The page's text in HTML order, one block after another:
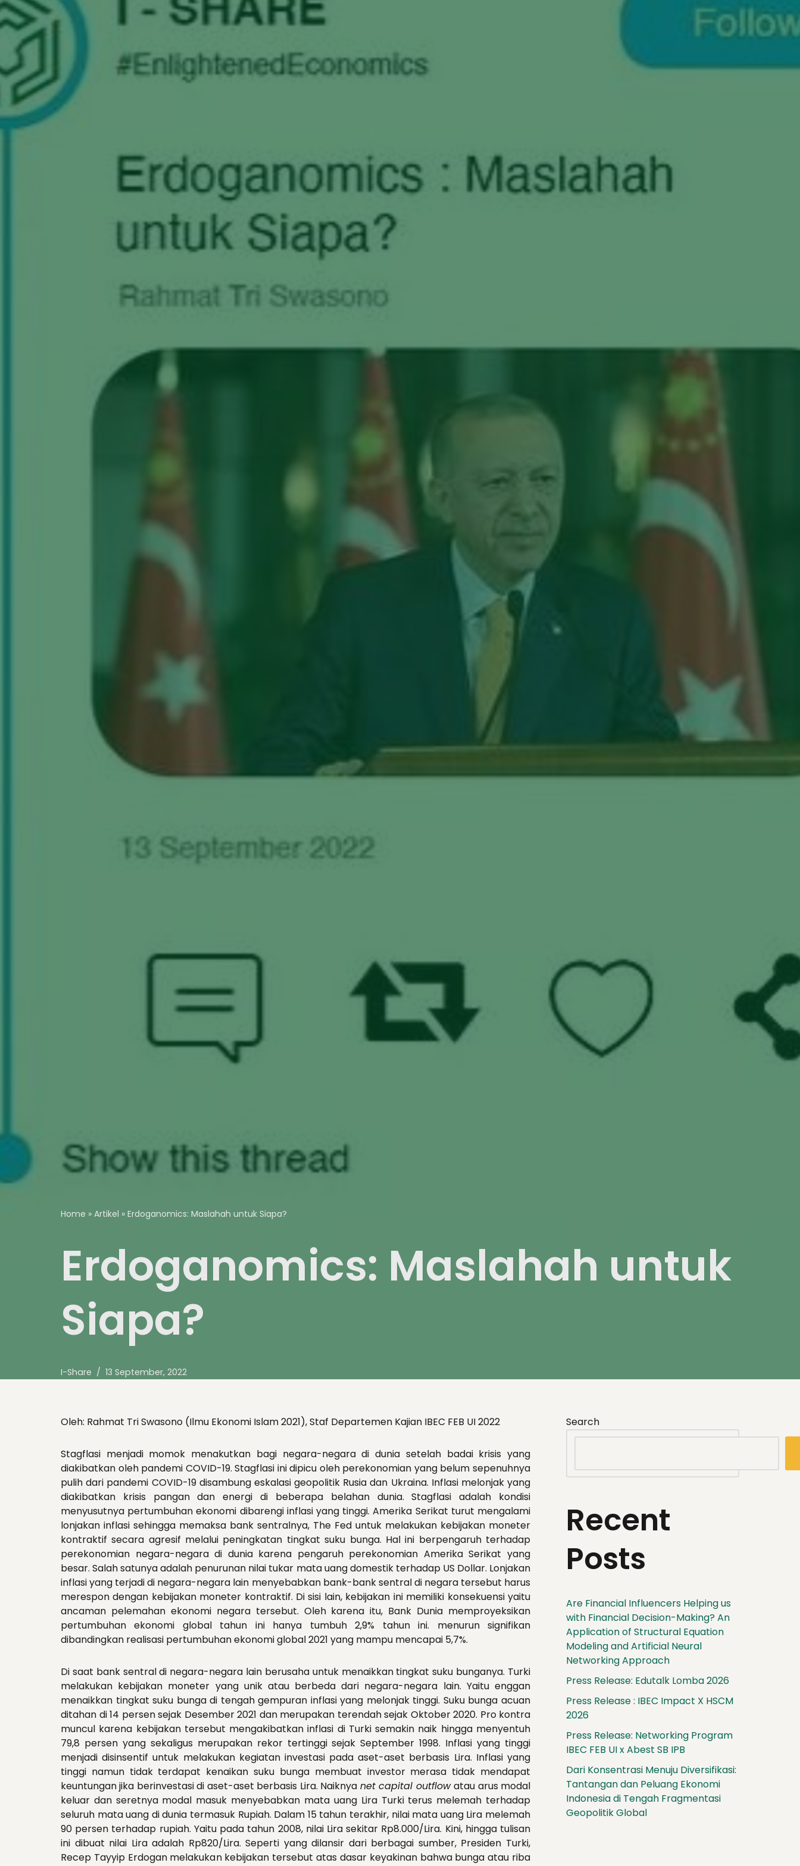
Home » Artikel » Erdoganomics: Maslahah untuk Siapa?
Erdoganomics: Maslahah untuk
Siapa?
I-Share 13 September, 2022
Oleh: Rahmat Tri Swasono (Ilmu Ekonomi Islam 2021),Staf Departemen Kajian IBEC FEB UI 2022
Stagflasi menjadi momok menakutkan bagi negara-negara di dunia setelah badai krisis yang
diakibatkan oleh pandemi COVID-19. Stagflasi ini dipicu oleh perekonomian yang belum sepenuhnya
pulih dari pandemi COVID-19 disambung eskalasi geopolitik Rusia dan Ukraina. Inflasi melonjak yang
diakibatkan krisis pangan dan energi di beberapa belahan dunia. Stagflasi adalah kondisi
menyusutnya pertumbuhan ekonomi dibarengi inflasi yang tinggi. Amerika Serikat turut mengalami
lonjakan inflasi sehingga memaksa bank sentralnya, The Fed untuk melakukan kebijakan moneter
kontraktif secara agresif melalui peningkatan tingkat suku bunga. Hal ini berpengaruh terhadap
perekonomian negara-negara di dunia karena pengaruh perekonomian Amerika Serikat yang
besar. Salah satunya adalah penurunan nilai tukar mata uang domestik terhadap US Dollar. Lonjakan
inflasi yang terjadi di negara-negara lain menyebabkan bank-bank sentral di negara tersebut harus
merespon dengan kebijakan moneter kontraktif. Di sisi lain, kebijakan ini memiliki konsekuensi yaitu
ancaman pelemahan ekonomi negara tersebut. Oleh karena itu, Bank Dunia memproyeksikan
pertumbuhan ekonomi global tahun ini hanya tumbuh 2,9% tahun ini. menurun signifikan
dibandingkan realisasi pertumbuhan ekonomi global 2021 yang mampu mencapai 5,7%.
Di saat bank sentral di negara-negara lain berusaha untuk menaikkan tingkat suku bunganya. Turki
melakukan kebijakan moneter yang unik atau berbeda dari negara-negara lain. Yaitu enggan
menaikkan tingkat suku bunga di tengah gempuran inflasi yang melonjak tinggi. Suku bunga acuan
ditahan di 14 persen sejak Desember 2021 dan merupakan terendah sejak Oktober 2020. Pro kontra
muncul karena kebijakan tersebut mengakibatkan inflasi di Turki semakin naik hingga menyentuh
79,8 persen yang sekaligus merupakan rekor tertinggi sejak September 1998. Inflasi yang tinggi
menjadi disinsentif untuk melakukan kegiatan investasi pada aset-aset berbasis Lira. Inflasi yang
tinggi namun tidak terdapat kenaikan suku bunga membuat investor merasa tidak mendapat
keuntungan jika berinvestasi di aset-aset berbasis Lira. Naiknya net capital outflowatau arus modal
keluar dan seretnya modal masuk menyebabkan mata uang Lira Turki terus melemah terhadap
seluruh mata uang di dunia termasuk Rupiah. Dalam 15 tahun terakhir, nilai mata uang Lira melemah
90 persen terhadap rupiah. Yaitu pada tahun 2008, nilai Lira sekitar Rp8.000/Lira. Kini, hingga tulisan
ini dibuat nilai Lira adalah Rp820/Lira. Seperti yang dilansir dari berbagai sumber, Presiden Turki,
Recep Tayyip Erdogan melakukan kebijakan tersebut atas dasar keyakinan bahwa bunga atau riba
Search
Recent
Posts
Are Financial Influencers Helping us
with Financial Decision-Making? An
Application of Structural Equation
Modeling and Artificial Neural
Networking Approach
Press Release: Edutalk Lomba 2026
Press Release : IBEC Impact X HSCM
2026
Press Release: Networking Program
IBEC FEB UI x Abest SB IPB
Dari Konsentrasi Menuju Diversifikasi:
Tantangan dan Peluang Ekonomi
Indonesia di Tengah Fragmentasi
Geopolitik Global